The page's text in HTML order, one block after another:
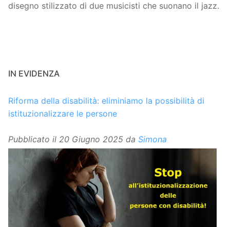
disegno stilizzato di due musicisti che suonano il jazz.
IN EVIDENZA
Riforma della disabilità: eliminiamo la possibilità di
istituzionalizzare le persone
Pubblicato il 20 Giugno 2025 da Simona